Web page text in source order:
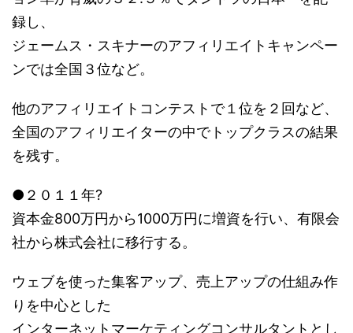
録し、
ジェームス・スキナーのアフィリエイトキャンペー
ンでは全国３位など。
他のアフィリエイトコンテストで１位を２回など、
全国のアフィリエイターの中でトップクラスの結果
を残す。
●２０１１年?
資本金800万円から1000万円に増資を行い、有限会
社から株式会社に移行する。
ウェブを使った集客アップ、売上アップの仕組み作
りを中心とした
インターネットマーケティングコンサルタントとし